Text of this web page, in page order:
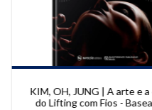
KIM, OH, JUNG | A arte e a
do Lifting com Fios -